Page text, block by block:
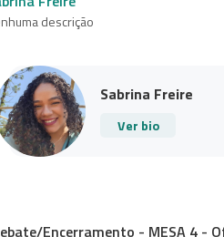
descrição
Sabrina Freire
Ver bio
Encerramento - MESA 4 -